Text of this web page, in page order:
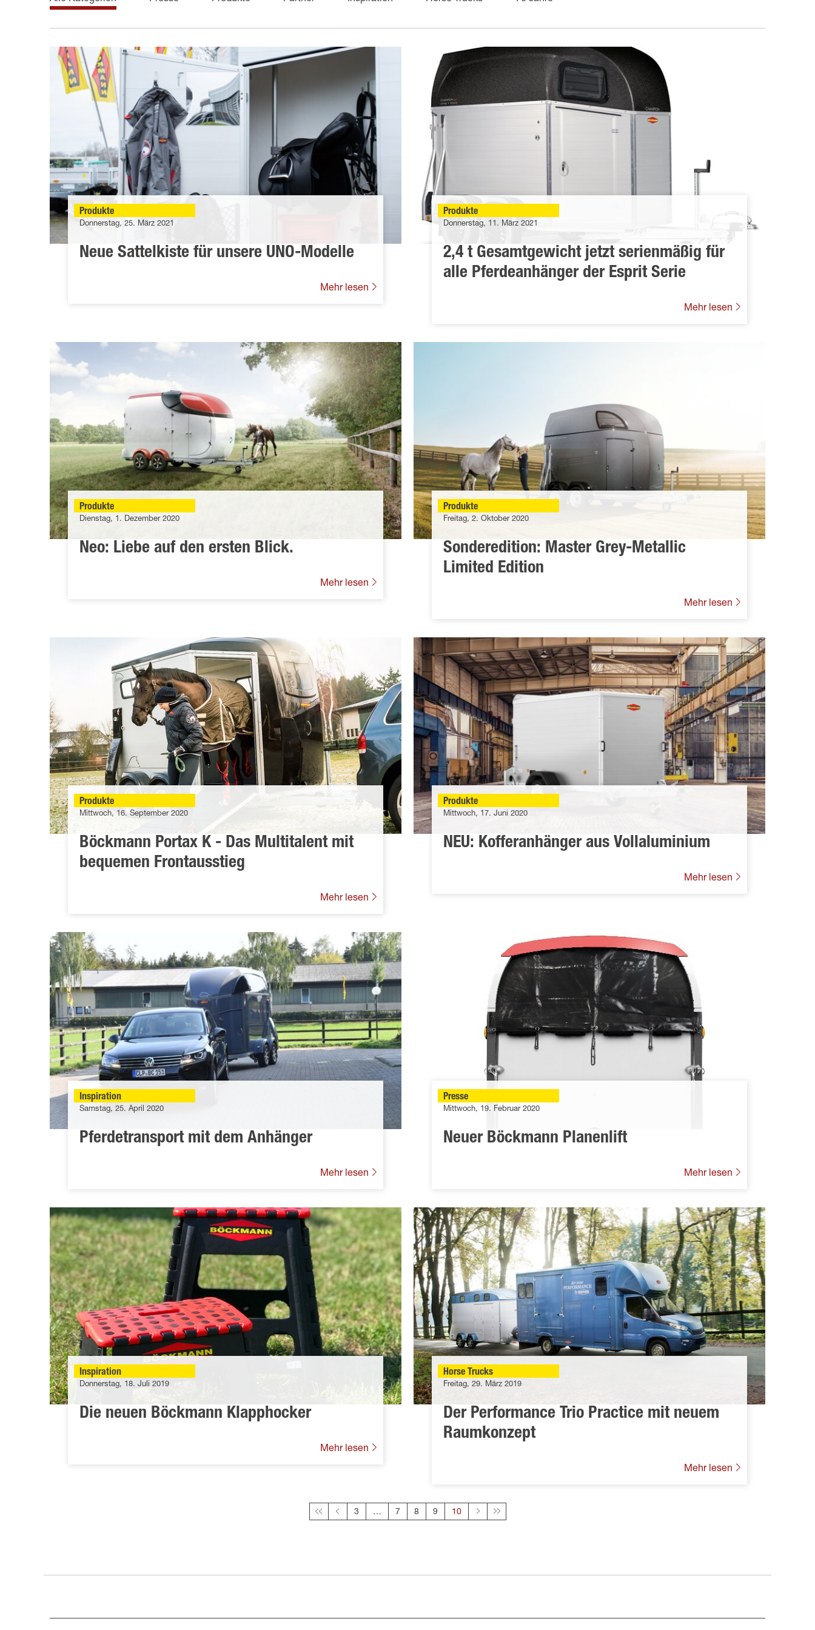
Produkte
Donnerstag, 25. März 2021
Neue Sattelkiste für unsere UNO-Modelle
Mehr lesen
Produkte
Donnerstag, 11. März 2021
2,4 t Gesamtgewicht jetzt serienmäßig für
alle Pferdeanhänger der Esprit Serie
Mehr lesen
Produkte
Dienstag, 1. Dezember 2020
Neo: Liebe auf den ersten Blick.
Mehr lesen
Produkte
Freitag, 2. Oktober 2020
Sonderedition: Master Grey-Metallic
Limited Edition
Mehr lesen
Produkte
Mittwoch, 16. September 2020
Böckmann Portax K - Das Multitalent mit
bequemen Frontausstieg
Mehr lesen
Produkte
Mittwoch, 17. Juni 2020
NEU: Kofferanhänger aus Vollaluminium
Mehr lesen
Inspiration
Samstag, 25. April 2020
Pferdetransport mit dem Anhänger
Mehr lesen
Presse
Mittwoch, 19. Februar 2020
Neuer Böckmann Planenlift
Mehr lesen
Inspiration
Donnerstag, 18. Juli 2019
Die neuen Böckmann Klapphocker
Mehr lesen
Horse Trucks
Freitag, 29. März 2019
Der Performance Trio Practice mit neuem
Raumkonzept
Mehr lesen
3 7 8 9 Diese Seite
10